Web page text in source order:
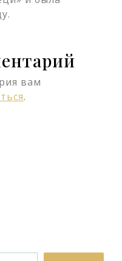
вам
.